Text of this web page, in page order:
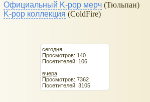
Официальный K-pop мерч (Тюльпан)
K-pop коллекция (ColdFire)
сегодня
Просмотров: 140
Посетителей: 106
вчера
Просмотров: 7362
Посетителей: 3105